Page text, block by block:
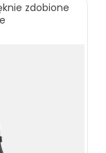
zdobione